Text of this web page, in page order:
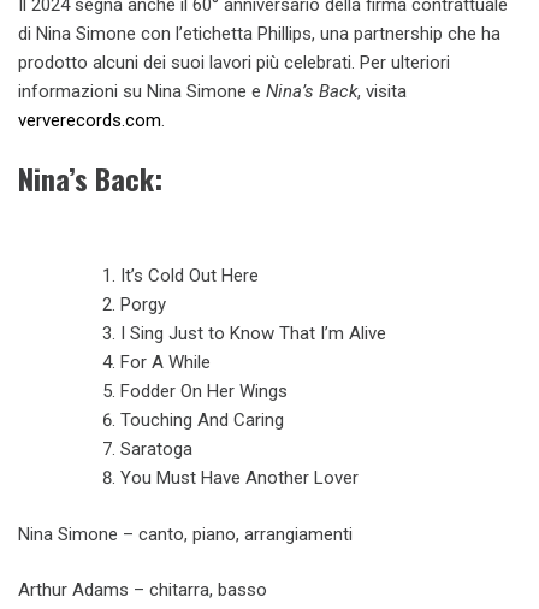
Il 2024 segna anche il 60° anniversario della firma contrattuale
di Nina Simone con l’etichetta Phillips, una partnership che ha
prodotto alcuni dei suoi lavori più celebrati. Per ulteriori
informazioni su Nina Simone e Nina’s Back, visita
ververecords.com.
Nina’s Back:
It’s Cold Out Here
Porgy
I Sing Just to Know That I’m Alive
For A While
Fodder On Her Wings
Touching And Caring
Saratoga
You Must Have Another Lover
Nina Simone – canto, piano, arrangiamenti
Arthur Adams – chitarra, basso